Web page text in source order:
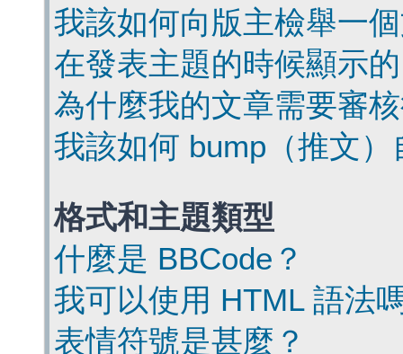
我該如何向版主檢舉一
在發表主題的時候顯示
為什麼我的文章需要審
我該如何 bump（推文
格式和主題類型
什麼是 BBCode？
我可以使用 HTML 語法
表情符號是甚麼？